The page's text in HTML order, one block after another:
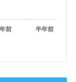
前 半年前